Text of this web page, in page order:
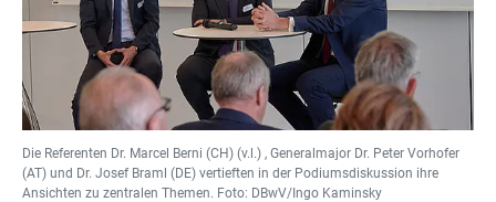
Die Referenten Dr. Marcel Berni (CH) (v.l.) , Generalmajor Dr. Peter Vorhofer
(AT) und Dr. Josef Braml (DE) vertieften in der Podiumsdiskussion ihre
Ansichten zu zentralen Themen. Foto: DBwV/Ingo Kaminsky